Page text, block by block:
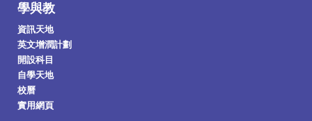
學與教
資訊天地
英文增潤計劃
開設科目
自學天地
校曆
實用網頁